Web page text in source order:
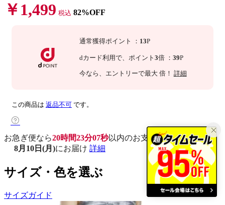
￥1,499 税込 82%OFF
通常獲得ポイント ： 13P
dカード利用で、 ポイント 3倍 ： 39P
今なら 、エントリーで最大 倍！ 詳細
この商品は 返品不可 です。
お急ぎ便なら20時間23分06秒以内のお支払いで
8月10日(月)にお届け 詳細
サイズ・色を選ぶ
サイズガイド